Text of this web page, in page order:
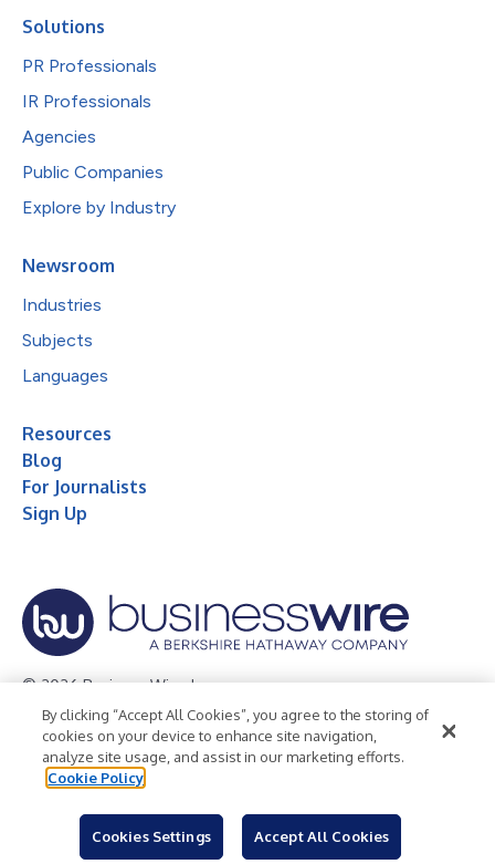
Solutions
PR Professionals
IR Professionals
Agencies
Public Companies
Explore by Industry
Newsroom
Industries
Subjects
Languages
Resources
Blog
For Journalists
Sign Up
© 2026 Business Wire, Inc.
Privacy Policy Cookie Policy
Accessibility Statement
Terms of Use
Legal
By clicking “Accept All Cookies”, you agree to the storing of
cookies on your device to enhance site navigation,
analyze site usage, and assist in our marketing efforts.
Cookie Policy
Cookies Settings Accept All Cookies